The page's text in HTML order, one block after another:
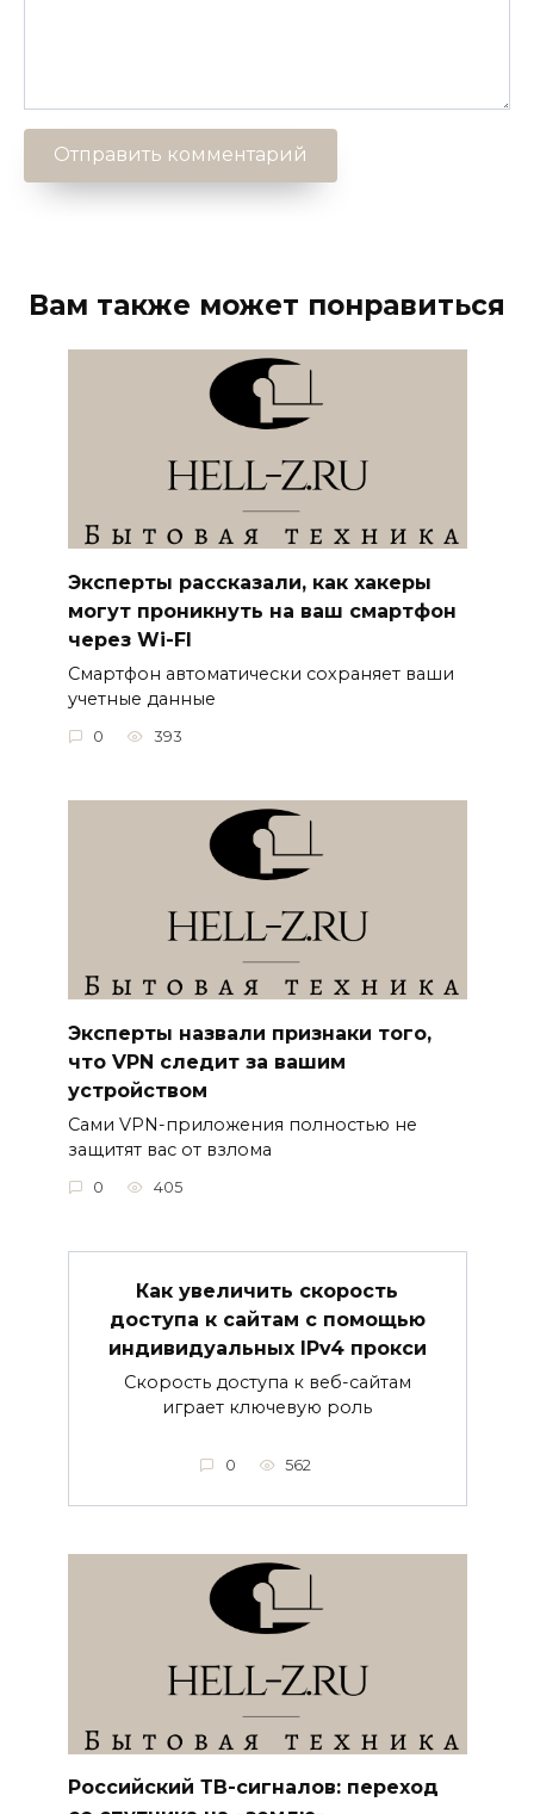
Вам также может понравиться
Эксперты рассказали, как хакеры
могут проникнуть на ваш смартфон
через Wi-FI
Смартфон автоматически сохраняет ваши
учетные данные
0 393
Эксперты назвали признаки того,
что VPN следит за вашим
устройством
Сами VPN-приложения полностью не
защитят вас от взлома
0 405
Как увеличить скорость
доступа к сайтам с помощью
индивидуальных IPv4 прокси
Скорость доступа к веб-сайтам
играет ключевую роль
0 562
Российский ТВ-сигналов: переход